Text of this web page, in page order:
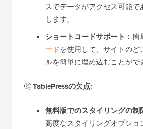
スでデータがアクセス可能で
します。
ショートコードサポート： 簡
ードを使用して、サイトのど
ルを簡単に埋め込むことがで
🤔TablePressの欠点:
無料版でのスタイリングの制
高度なスタイリングオプショ